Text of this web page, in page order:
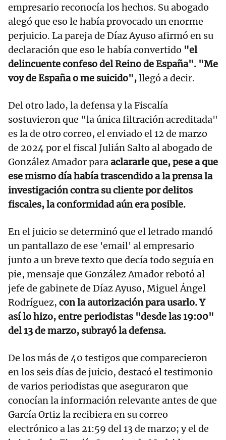
empresario reconocía los hechos. Su abogado
alegó que eso le había provocado un enorme
perjuicio. La pareja de Díaz Ayuso afirmó en su
declaración que eso le había convertido "el
delincuente confeso del Reino de España". "Me
voy de España o me suicido",llegó a decir.
Del otro lado, la defensa y la Fiscalía
sostuvieron que "la única filtración acreditada"
es la de otro correo, el enviado el 12 de marzo
de 2024 por el fiscal Julián Salto al abogado de
González Amador paraaclararle que, pese a que
ese mismo día había trascendido a la prensa la
investigación contra su cliente por delitos
fiscales, la conformidad aún era posible.
En el juicio se determinó que el letrado mandó
un pantallazo de ese 'email' al empresario
junto a un breve texto que decía todo seguía en
pie, mensaje que González Amador rebotó al
jefe de gabinete de Díaz Ayuso, Miguel Ángel
Rodríguez, con la autorización para usarlo. Y
así lo hizo, entre periodistas "desde las 19:00"
del 13 de marzo, subrayó la defensa.
De los más de 40 testigos que comparecieron
en los seis días de juicio, destacó el testimonio
de varios periodistas que aseguraron que
conocían la información relevante antes de que
García Ortiz la recibiera en su correo
electrónico a las 21:59 del 13 de marzo; y el de